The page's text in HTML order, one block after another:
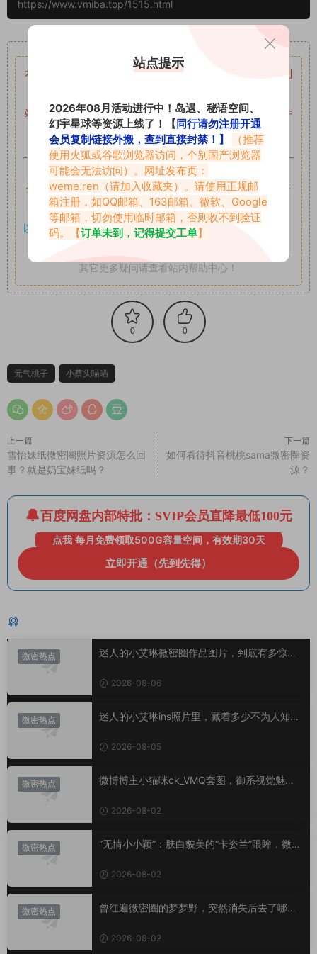
https://www.vmiba.top/1515.html
本站资源均来自网络分享，如有侵犯你的权益请私信留言
收到
站内资源为网友个人学习或测试研究使用，未经原版权作者许
可,禁止用于任何商业途径！请在下载24小时内删除！
如果遇到付费才可获取的素材，建议升级
全站付费素材可提供补档服务“均有备份”，素材以主流网盘分
享。
以7z、7z分卷格式压缩，解压应下载对应的软件操作，
其它更多疑问请查看站内帮助中心！
0 0
元气桃子 小蔡头喵喵
上一篇
雪怡妹纸微密圈照片资源怎么回
事？就是奶宝妹纸吗？
下一篇
如何看待抖音桃桃sama微密圈资
源？
百度网盘内部特批：SVIP会员直降最低100元
点我 每月免费领取500G容量空间，有效期30天
立即开通（先到先得）
微密热点
迷人的小艾琳微密圈作品图片，到底有多惊
2026-08-06
微密热点
迷人的小艾琳ins照片里，藏着多少不为人知的
2026-08-05
微密热点
微博博主小猫咪ck_VMQ套图，御系视觉魅力
2026-08-02
微密热点
“无情小小颖”：肤白貌美的“卡姿兰”眼眸，微密
2026-08-02
微密热点
曾红遍微密圈的梦梦野，突然消失后去了哪
2026-08-02
站点提示
2026年08月活动进行中！岛遇、秘语空间、
幻宇星球等资源上线了！【同行请勿注册开通
会员复制链接外搬，查到直接封禁！】
（推荐
使用火狐或谷歌浏览器访问，个别国产浏览器
可能会无法访问）。网址发布页：
weme.ren （请加入收藏夹）。请使用正规邮
箱注册，如QQ邮箱、163邮箱、微软、Google
等邮箱，切勿使用临时邮箱，否则收不到验证
码。【订单未到，记得提交工单】